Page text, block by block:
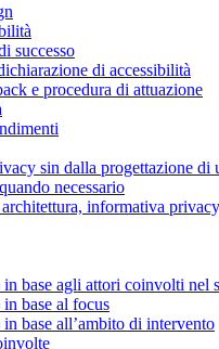
successo
di accessibilità
e procedura di attuazione
sin dalla progettazione
necessario
informativa
base agli attori coinvolti nel
base al focus
base all’ambito di intervento